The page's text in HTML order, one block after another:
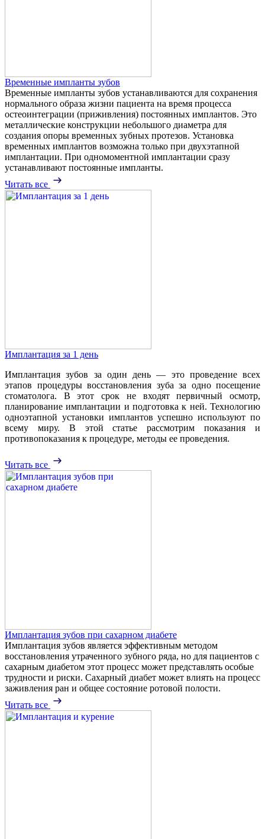
Временные импланты зубов
Временные импланты зубов устанавливаются для сохранения
нормального образа жизни пациента на время процесса
остеоинтеграции (приживления) постоянных имплантов. Это
металлические конструкции небольшого диаметра для
создания опоры временных зубных протезов. Установка
временных имплантов возможна только при двухэтапной
имплантации. При одномоментной имплантации сразу
устанавливают постоянные импланты.
Читать все
Имплантация за 1 день
Имплантация зубов за один день — это проведение всех
этапов процедуры восстановления зуба за одно посещение
стоматолога. В этот срок не входят первичный осмотр,
планирование имплантации и подготовка к ней. Технологию
одноэтапной установки имплантов успешно используют по
всему миру. В этой статье рассмотрим показания и
противопоказания к процедуре, методы ее проведения.
Читать все
Имплантация зубов при сахарном диабете
Имплантация зубов является эффективным методом
восстановления утраченного зубного ряда, но для пациентов с
сахарным диабетом этот процесс может представлять особые
трудности и риски. Сахарный диабет может влиять на процесс
заживления ран и общее состояние ротовой полости.
Читать все